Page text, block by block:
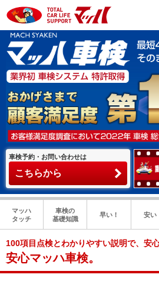
車検予約・お問い合わせは
こちらから
マッハ
タッチ
車検の
基礎知識
早い！ 安い
100項目点検とわかりやすい説明で、安
安心マッハ車検。